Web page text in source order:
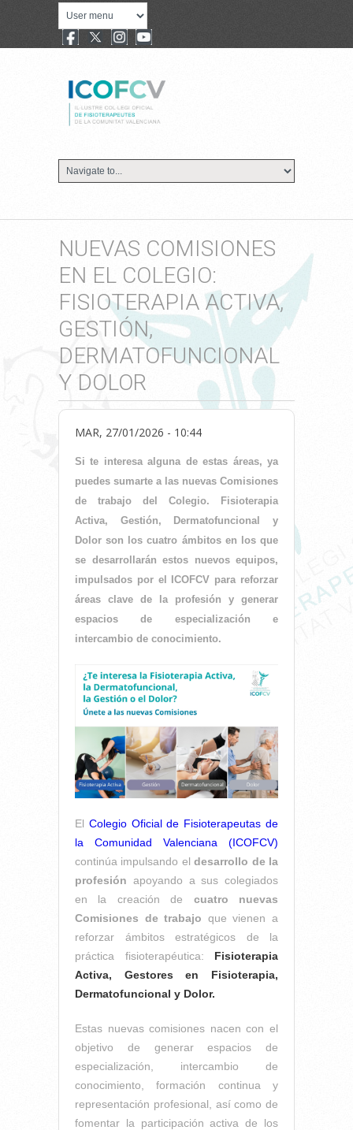
NUEVAS COMISIONES
EN EL COLEGIO:
FISIOTERAPIA ACTIVA,
GESTIÓN,
DERMATOFUNCIONAL
Y DOLOR
MAR, 27/01/2026 - 10:44
Si te interesa alguna de estas áreas, ya
puedes sumarte a las nuevas Comisiones
de trabajo del Colegio. Fisioterapia
Activa, Gestión, Dermatofuncional y
Dolor son los cuatro ámbitos en los que
se desarrollarán estos nuevos equipos,
impulsados por el ICOFCV para reforzar
áreas clave de la profesión y generar
espacios de especialización e
intercambio de conocimiento.
El Colegio Oficial de Fisioterapeutas de
la Comunidad Valenciana (ICOFCV)
continúa impulsando eldesarrollo de la
profesión apoyando a sus colegiados
en la creación de cuatro nuevas
Comisiones de trabajo que vienen a
reforzar ámbitos estratégicos de la
práctica fisioterapéutica: Fisioterapia
Activa, Gestores en Fisioterapia,
Dermatofuncional y Dolor.
Estas nuevas comisiones nacen con el
objetivo de generar espacios de
especialización, intercambio de
conocimiento, formación continua y
representación profesional, así como de
fomentar la participación activa de los